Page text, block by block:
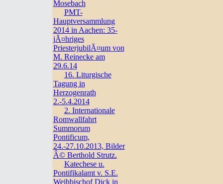
Mosebach
PMT-
Hauptversammlung
2014 in Aachen: 35-
jÃ¤hriges
PriesterjubilÃ¤um von
M. Reinecke am
29.6.14
16. Liturgische
Tagung in
Herzogenrath
2.-5.4.2014
2. Internationale
Romwallfahrt
Summorum
Pontificum,
24.-27.10.2013, Bilder
Â© Berthold Strutz.
Katechese u.
Pontifikalamt v. S.E.
Weihbischof Dick in